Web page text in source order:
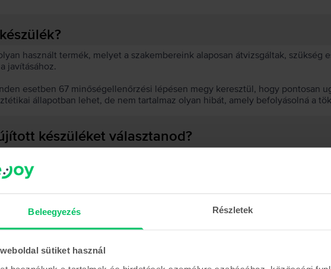
Beleegyezés Részletek
sütiket használ
használt termék, melyet a szakembereink alaposan átvizsgáltak, szükség
javításához.
esetben 67 minőségellenőrzési lépésen megy keresztül, hogy pontosan
állapotban lehet, de nem tartalmaz olyan hibát, amely befolyásolná a
készüléket választanod?
képes az akkumulátor?